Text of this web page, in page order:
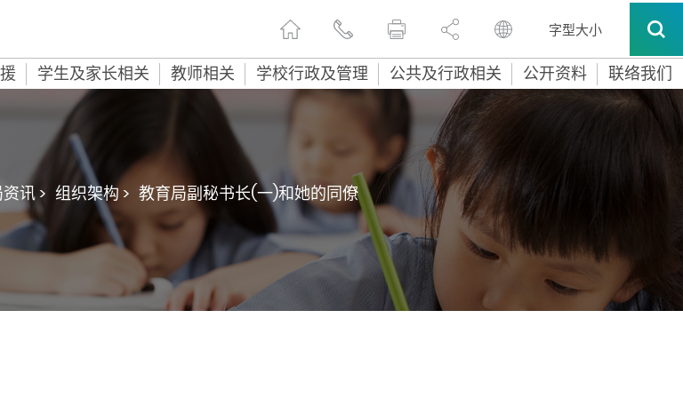
字型大小
学生及家长相关 教师相关 学校行政及管理 公共及行政相关 公开资料 联络我们
讯 > 组织架构 > 教育局副秘书长(一)和她的同僚